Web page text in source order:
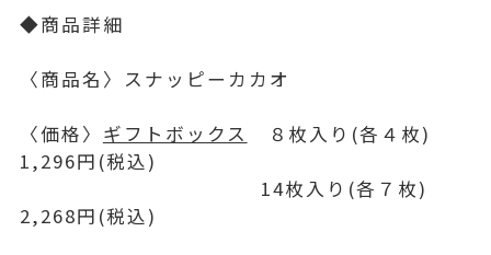
◆商品詳細
〈商品名〉スナッピーカカオ
〈価格〉 ギフトボックス
８枚入り(各４枚)
1,296円(税込)
14枚入り(各７枚)
2,268円(税込)